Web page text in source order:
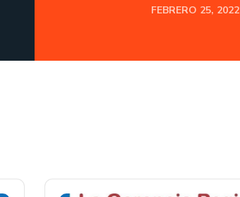
FEBRERO 25, 2022